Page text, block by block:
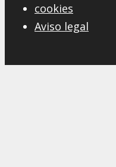
cookies
Aviso legal